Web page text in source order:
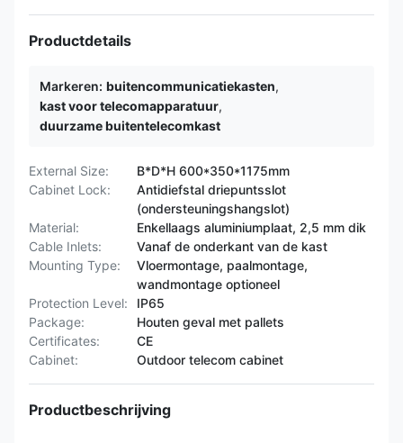
Productdetails
Markeren: buitencommunicatiekasten,
kast voor telecomapparatuur,
duurzame buitentelecomkast
External Size:
B*D*H 600*350*1175mm
Cabinet Lock:
Antidiefstal driepuntsslot
(ondersteuningshangslot)
Material:
Enkellaags aluminiumplaat, 2,5 mm dik
Cable Inlets:
Vanaf de onderkant van de kast
Mounting Type:
Vloermontage, paalmontage,
wandmontage optioneel
Protection Level:
IP65
Package:
Houten geval met pallets
Certificates:
CE
Cabinet:
Outdoor telecom cabinet
Productbeschrijving